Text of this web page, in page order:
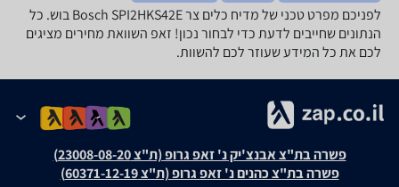
לפניכם מפרט טכני של מדיח כלים ‏צר Bosch SPI2HKS42E בוש. כל
הנתונים שחייבים לדעת כדי לבחור נכון! זאפ השוואת מחירים מציגים
לכם את כל המידע שעוזר לכם להשוות.
פשרה בת"צ אבנצ'יק נ' זאפ גרופ (ת"צ 23008-08-20)
פשרה בת"צ כהנים נ' זאפ גרופ (ת"צ 60371-12-19)